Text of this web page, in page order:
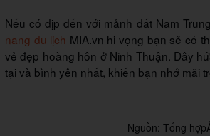
Nếu có dịp đến với mảnh đất Nam
nang du lịch MIA.vn hi vọng bạn sẽ có
vẻ đẹp hoàng hôn ở Ninh Thuận. Đây
tại và bình yên nhất, khiến bạn nhớ mãi
Nguồn: Tổng